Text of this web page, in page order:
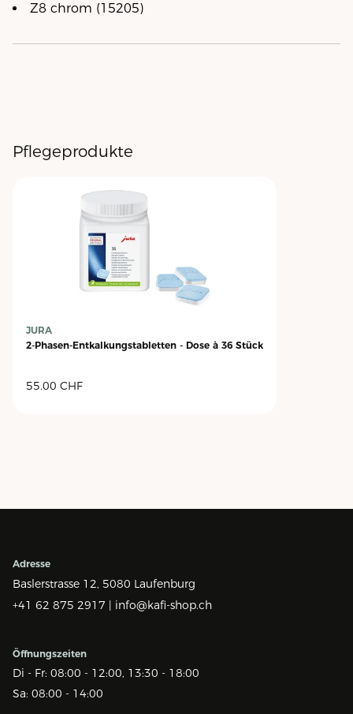
Z8 chrom (15205)
Pflegeprodukte
JURA
2-Phasen-Entkalkungstabletten - Dose à 36 Stück
55.00 CHF
Adresse
Baslerstrasse 12, 5080 Laufenburg
+41 62 875 2917 | info@kafi-shop.ch
Öffnungszeiten
Di - Fr: 08:00 - 12:00, 13:30 - 18:00
Sa: 08:00 - 14:00